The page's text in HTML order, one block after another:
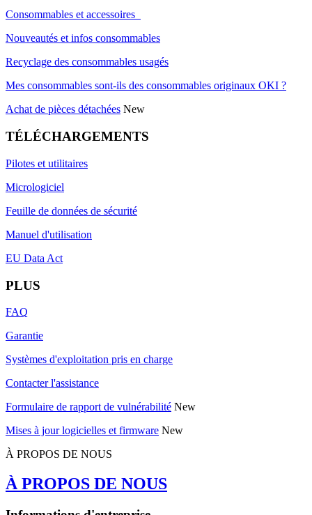
Consommables et accessoires
Nouveautés et infos consommables
Recyclage des consommables usagés
Mes consommables sont-ils des consommables originaux OKI ?
Achat de pièces détachées New
TÉLÉCHARGEMENTS
Pilotes et utilitaires
Micrologiciel
Feuille de données de sécurité
Manuel d'utilisation
EU Data Act
PLUS
FAQ
Garantie
Systèmes d'exploitation pris en charge
Contacter l'assistance
Formulaire de rapport de vulnérabilité New
Mises à jour logicielles et firmware New
À PROPOS DE NOUS
À PROPOS DE NOUS